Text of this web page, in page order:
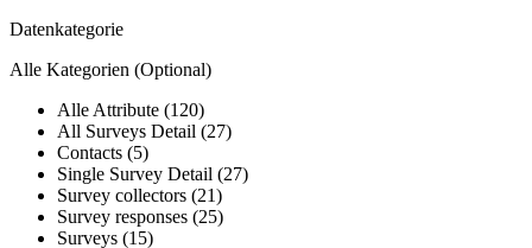
Datenkategorie
Alle Kategorien (Optional)
Alle Attribute (120)
All Surveys Detail (27)
Contacts (5)
Single Survey Detail (27)
Survey collectors (21)
Survey responses (25)
Surveys (15)